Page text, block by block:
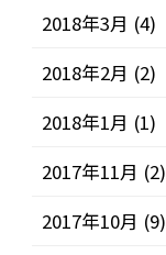
2018年3月 (4)
2018年2月 (2)
2018年1月 (1)
2017年11月 (2)
2017年10月 (9)